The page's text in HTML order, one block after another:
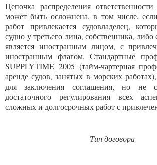
Цепочка распределения
может быть осложнена, в том числе,
работ привлекается судовладелец,
судно у третьего лица, собственника, либо
является иностранным лицом, с
иностранным флагом. Стандартные
SUPPLYTIME 2005 (тайм-чартерная
аренде судов, занятых в морских
для заключения соглашения, но не
достаточного регулирования всех
сложных и долгосрочных работ с
Тип договора